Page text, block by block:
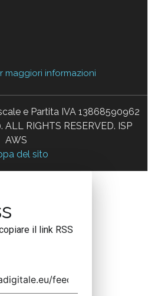
maggiori informazioni
e Partita IVA 13868590962
RIGHTS RESERVED. ISP
AWS
del sito
il link RSS